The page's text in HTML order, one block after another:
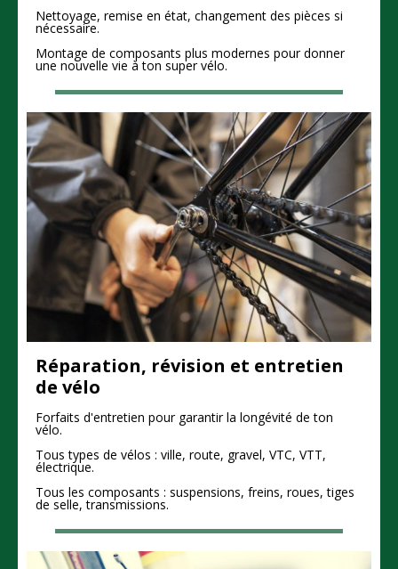
Nettoyage, remise en état, changement des pièces si
nécessaire.
Montage de composants plus modernes pour donner
une nouvelle vie à ton super vélo.
Réparation, révision et entretien
de vélo
Forfaits d'entretien pour garantir la longévité de ton
vélo.
Tous types de vélos : ville, route, gravel, VTC, VTT,
électrique.
Tous les composants : suspensions, freins, roues, tiges
de selle, transmissions.